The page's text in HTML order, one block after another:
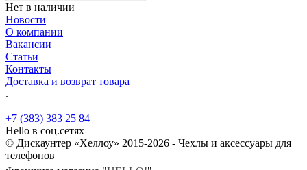
Нет в наличии
Новости
О компании
Вакансии
Статьи
Контакты
Доставка и возврат товара
.
+7 (383) 383 25 84
Hello в соц.сетях
© Дискаунтер «Хеллоу» 2015-2026 - Чехлы и аксессуары для
телефонов